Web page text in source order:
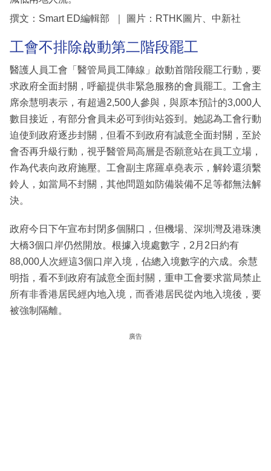
撰文：Smart ED編輯部 ｜ 圖片：RTHK圖片、中新社
工會不排除啟動第二階段罷工
醫護人員工會「醫管局員工陣線」啟動首階段罷工行動，要
求政府全面封關，呼籲提供非緊急服務的會員罷工。工會主
席余慧明表示，有超過2,500人參與，與原本預計的3,000人
數目接近，有部分會員未必可到街站簽到。她認為工會行動
迫使到政府逐步封關，但看不到政府有誠意全面封關，至於
會否再升級行動，視乎醫管局高層是否願意站在員工立場，
作為代表向政府施壓。工會副主席羅卓堯表示，解鈴還須繫
鈴人，如當局不封關，其他問題如防備裝備不足等都無法解
決。
政府今日下午宣布封閉多個關口，但機場、深圳灣及港珠澳
大橋3個口岸仍然開放。根據入境處數字，2月2日約有
88,000人次經這3個口岸入境，佔總入境數字的六成。余慧
明指，看不到政府有誠意全面封關，重申工會要求當局禁止
所有非香港居民經內地入境，而香港居民從內地入境後，要
被強制隔離。
廣告